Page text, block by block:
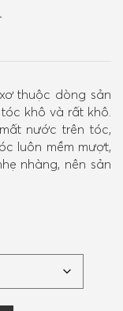
thuộc dòng sản
khô và rất khô.
nước trên tóc,
luôn mềm mượt,
nhàng, nên sản